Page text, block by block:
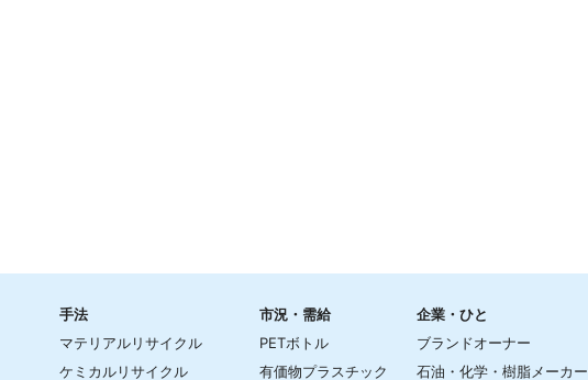
手法
マテリアルリサイクル
ケミカルリサイクル
市況・需給
PETボトル
有価物プラスチック
企業・ひと
ブランドオーナー
石油・化学・樹脂メーカー